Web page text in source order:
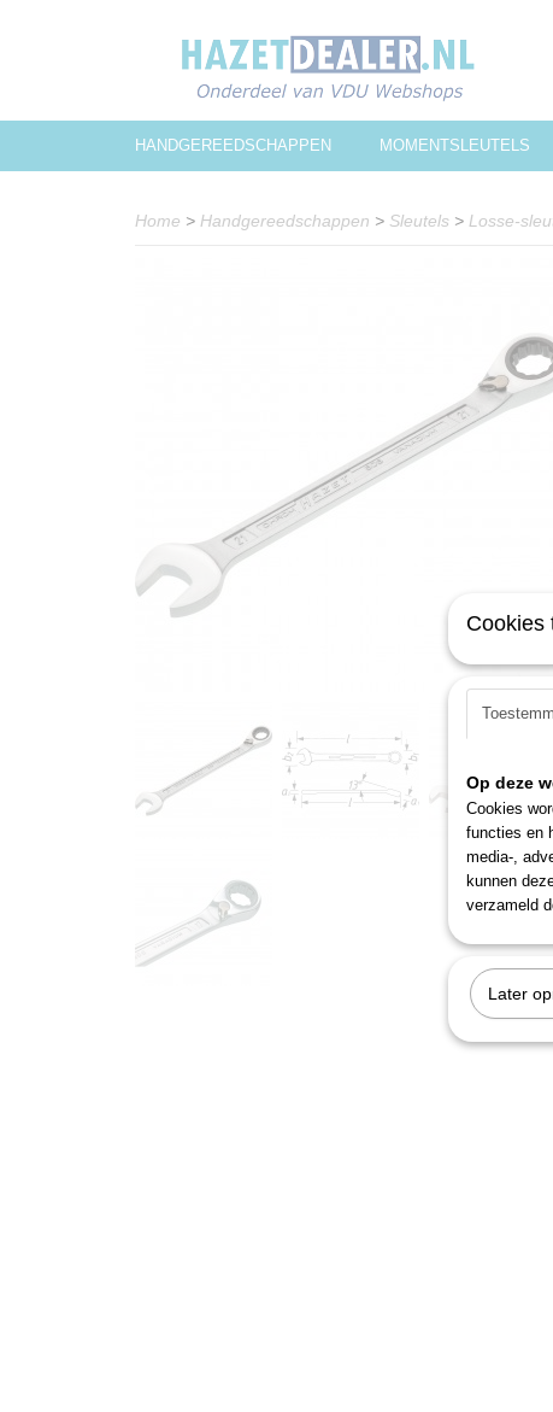
HANDGEREEDSCHAPPEN MOMENTSLEUTELS
Home > Handgereedschappen > Sleutels > Losse-
Cookies
Op deze
Cookies
functies en
media-,
kunnen
verzameld
Later